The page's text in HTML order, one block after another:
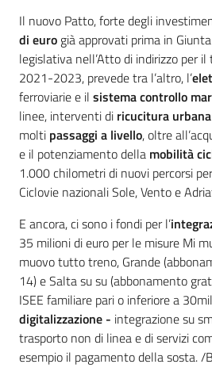
Il nuovo Patto, forte degli
di euro già approvati prima in
legislativa nell’Atto di indirizzo per
2021-2023, prevede tra l’altro, l’
ferroviarie e il sistema controllo
linee, interventi di ricucitura urbana
molti passaggi a livello, oltre
e il potenziamento della mobilità
1.000 chilometri di nuovi percorsi
Ciclovie nazionali Sole, Vento e
E ancora, ci sono i fondi per l’
35 milioni di euro per le misure Mi
muovo tutto treno, Grande
14) e Salta su su (abbonamento
ISEE familiare pari o inferiore a
digitalizzazione - integrazione su
trasporto non di linea e di servizi
esempio il pagamento della sosta. /